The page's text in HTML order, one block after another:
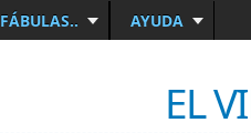
FÁBULAS.. AYUDA
EL